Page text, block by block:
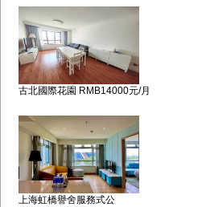
古北國際花園 RMB14000元/月
上海虹橋譽舍服務式公